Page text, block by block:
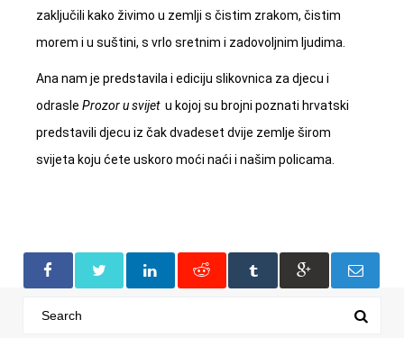
zaključili kako živimo u zemlji s čistim zrakom, čistim
morem i u suštini, s vrlo sretnim i zadovoljnim ljudima.
Ana nam je predstavila i ediciju slikovnica za djecu i
odrasle Prozor u svijet u kojoj su brojni poznati hrvatski
predstavili djecu iz čak dvadeset dvije zemlje širom
svijeta koju ćete uskoro moći naći i našim policama.